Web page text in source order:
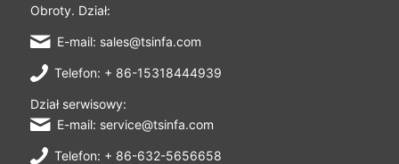
Obroty. Dział:
E-mail: sales@tsinfa.com
Telefon: + 86-15318444939
Dział serwisowy:
E-mail: service@tsinfa.com
Telefon: + 86-632-5656658